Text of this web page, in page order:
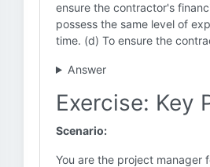
ensure the contractor's
possess the same level of
time. (d) To ensure the
Answer
Exercise: Key
Scenario:
You are the project manager